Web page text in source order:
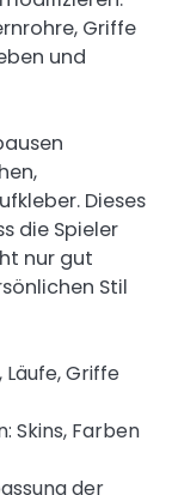
Griffe
und
Dieses
die Spieler
nur gut
Stil
Griffe
Skins, Farben
der